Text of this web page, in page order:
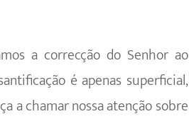
a correcção do Senhor ao
é apenas superficial,
a chamar nossa atenção sobre